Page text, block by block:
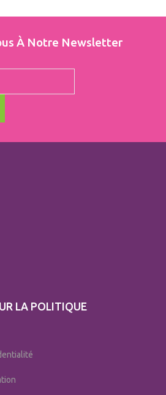
À Notre Newsletter
LA POLITIQUE